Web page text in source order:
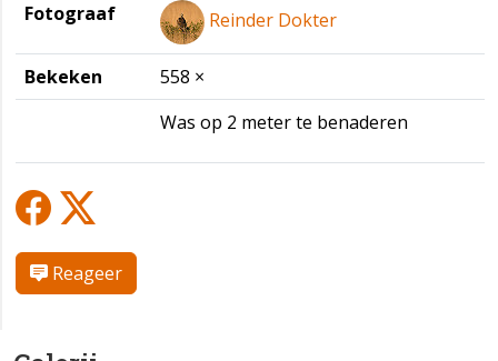
Fotograaf
Reinder Dokter
Bekeken
558 ×
Was op 2 meter te benaderen
Reageer